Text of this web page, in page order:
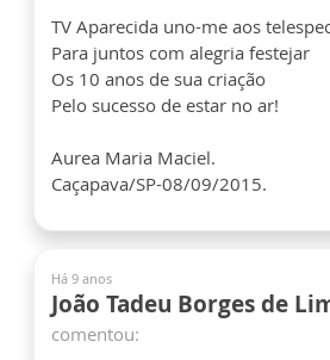
TV Aparecida uno-me aos
Para juntos com alegria festejar
Os 10 anos de sua criação
Pelo sucesso de estar no ar!
Aurea Maria Maciel.
Caçapava/SP-08/09/2015.
Há 9 anos
João Tadeu Borges de
comentou: